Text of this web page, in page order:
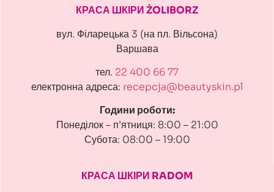
КРАСА ШКІРИ ŻOLIBORZ
вул. Філарецька 3 (на пл. Вільсона)
Варшава
тел. 22 400 66 77
електронна адреса: recepcja@beautyskin.pl
Години роботи:
Понеділок – п’ятниця: 8:00 – 21:00
Субота: 08:00 – 19:00
КРАСА ШКІРИ RADOM